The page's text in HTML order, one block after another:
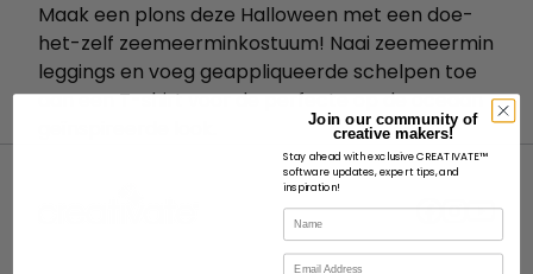
Maak een plons deze Halloween met een doe-
het-zelf zeemeerminkostuum! Naai zeemeermin
leggings en voeg geappliqueerde schelpen toe
aan een T-shirt voor de perfecte op de oceaan
Join our community of
creative makers!
Stay ahead with exclusive CREATIVATE™
software updates, expert tips, and
inspiration!
Name
Email